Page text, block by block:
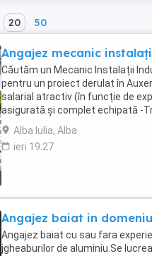
20 50
Angajez mecanic
Căutăm un Mecanic Instalații
pentru un proiect derulat în
salarial atractiv (în funcție de
asigurată și complet echipată -
la cazare la locul ...
Alba Iulia, Alba
ieri 19:27
Angajez baiat in
Angajez baiat cu sau fara
jgheaburilor de aluminiu.Se